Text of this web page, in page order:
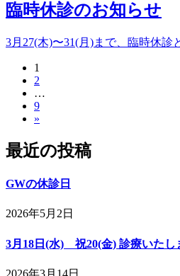
臨時休診のお知らせ
3月27(木)〜31(月)まで、臨時休
ペ
ー
ジ
送
ペ
ー
ジ
1
ペ
ー
ジ
2
…
ペ
ー
9
»
最近の投稿
GWの休診日
2026年5月2日
3月18日(水) 祝20(金) 診療いたし
2026年3月14日